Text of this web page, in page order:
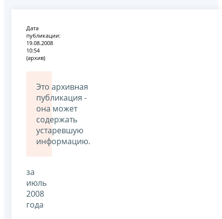
Дата
публикации:
19.08.2008
10:54
(архив)
Это архивная
публикация -
она может
содержать
устаревшую
информацию.
за
июль
2008
года